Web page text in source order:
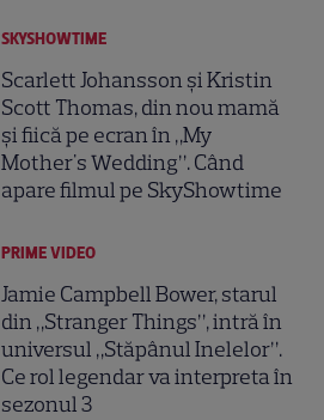
SKYSHOWTIME
Scarlett Johansson și Kristin
Scott Thomas, din nou mamă
și fiică pe ecran în „My
Mother's Wedding”. Când
apare filmul pe SkyShowtime
PRIME VIDEO
Jamie Campbell Bower, starul
din „Stranger Things”, intră în
universul „Stăpânul Inelelor”.
Ce rol legendar va interpreta în
sezonul 3